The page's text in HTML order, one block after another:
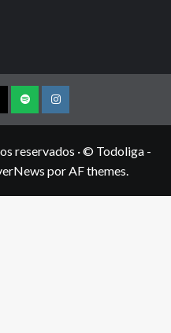
PodcastInstagram
reservados · © Todoliga -
por AF themes.